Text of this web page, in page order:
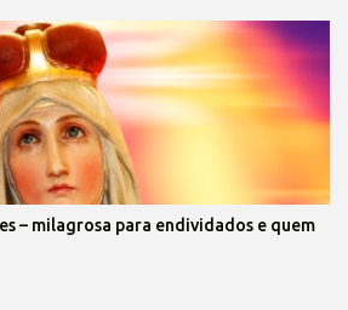
– milagrosa para endividados e quem